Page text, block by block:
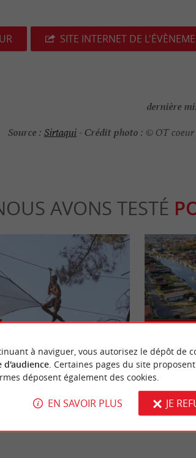
SITE INTERNET DE
dernière
Source : Sirtaqui-Crédit photo : © OT coeur
AVONS TESTÉ
un parc de loisirs pour petits
Mestras
Les 7 ports
6,9 km -
Familiale
à naviguer, vous autorisez le dépôt de
d'audience. Certaines pages du site
déposent également des cookies.
EN SAVOIR PLUS JE